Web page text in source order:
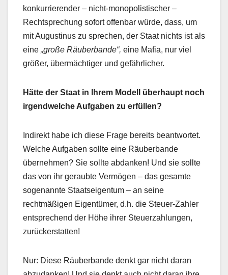
konkurrierender – nicht-monopolistischer –
Rechtsprechung sofort offenbar würde, dass, um
mit Augustinus zu sprechen, der Staat nichts ist als
eine „große Räuberbande“, eine Mafia, nur viel
größer, übermächtiger und gefährlicher.
Hätte der Staat in Ihrem Modell überhaupt noch
irgendwelche Aufgaben zu erfüllen?
Indirekt habe ich diese Frage bereits beantwortet.
Welche Aufgaben sollte eine Räuberbande
übernehmen? Sie sollte abdanken! Und sie sollte
das von ihr geraubte Vermögen – das gesamte
sogenannte Staatseigentum – an seine
rechtmäßigen Eigentümer, d.h. die Steuer-Zahler
entsprechend der Höhe ihrer Steuerzahlungen,
zurückerstatten!
Nur: Diese Räuberbande denkt gar nicht daran